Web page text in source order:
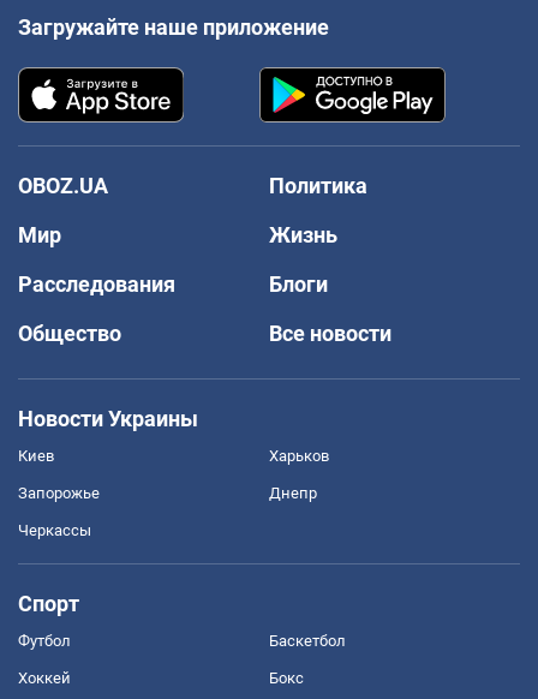
Загружайте наше приложение
OBOZ.UA
Политика
Мир
Жизнь
Расследования
Блоги
Общество
Все новости
Новости Украины
Киев Харьков
Запорожье Днепр
Черкассы
Спорт
Футбол Баскетбол
Хоккей Бокс